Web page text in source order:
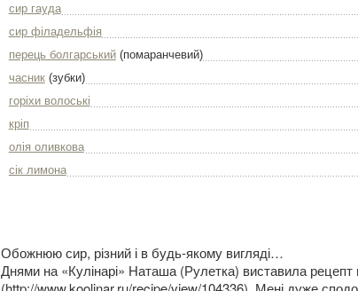
сир гауда
сир філадельфія
перець болгарський(помаранчевий)
часник(зубки)
горіхи волоські
кріп
олія оливкова
сік лимона
Обожнюю сир, різний і в будь-якому вигляді…
Днями на «Кулінарі» Наташа (Рулетка) виставила рецепт